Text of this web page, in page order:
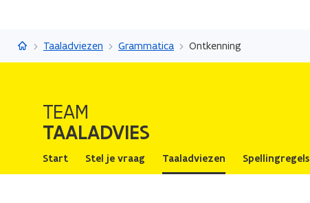
TaaladviesTaaladviezen Grammatica Ontkenning
TEAM
TAALADVIES
Start Stel je vraag Taaladviezen Spellingregels